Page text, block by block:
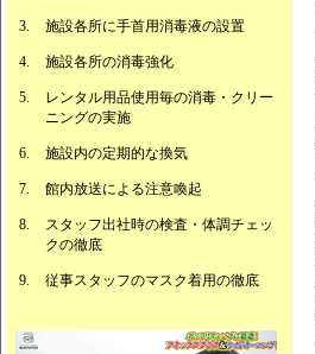
施設各所に手首用消毒液の設置
施設各所の消毒強化
レンタル用品使用毎の消毒・クリー
ニングの実施
施設内の定期的な換気
館内放送による注意喚起
スタッフ出社時の検査・体調チェッ
クの徹底
従事スタッフのマスク着用の徹底